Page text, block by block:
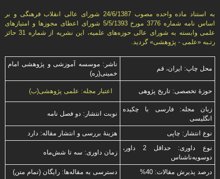
به استناد ماده واحده مصوب 24/6/1387 شورای عالی انقلاب فرهنگی و بر
اساس نامه شماره 3776 مورخ 5/5/1393 شورای اعطای مجوزها و امتيازهای
علمی وابسته به شورای عالی حوزه‌های علميه، اين نشريه از شماره 31 حائز
رتـبه «علمی - پژوهشی» گرديد.
محل چاپ: ایران، قم
ناشر: موسسه آموزشی و پژوهشی امام
خمینی(ره)
حوزۀ تخصصی: تاریخ پژوهی اعتبار مجله: علمی پژوهشی(ب)
زبان مجله: فارسی با چكیده
انگلیسی
نوبت انتشار: دو فصل نامه
نوع انتشار: چاپی
هزینۀ بررسی و انتشار مقاله: دارد
نوع داوری: حداقل 2 داور،
دوسویه‌ناشناس
زمان داوری: سه تا شش‌ماه
درصد پذیرش مقالات: 40% دسترسی به مقاله‌ها: رایگان (تمام متن)